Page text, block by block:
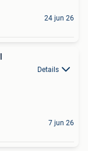
24 jun 26
Details
7 jun 26